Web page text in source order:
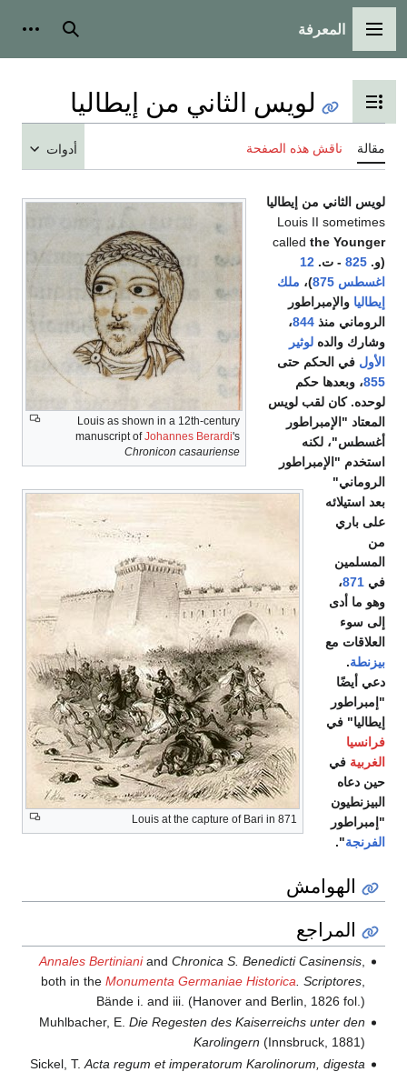
القائمة الرئيسية
المعرفة بحث
تبديل عرض جدول المحتويات
لويس الثاني من إيطاليا
مقالة ناقش هذه الصفحة أدوات
Louis as shown in a 12th-century
manuscript ofJohannes Berardi's
Chronicon casauriense
Louis at the capture of Bari in 871
لويس الثاني من إيطاليا
Louis II sometimes
called the Younger
(و. 825 - ت. 12
اغسطس 875)، ملك
إيطاليا والإمبراطور
الروماني منذ 844،
وشارك والده لوثير
الأول في الحكم حتى
855، وبعدها حكم
لوحده. كان لقب لويس
المعتاد "الإمبراطور
أغسطس"، لكنه
استخدم "الإمبراطور
الروماني"
بعد استيلائه
على باري
من
المسلمين
في 871،
وهو ما أدى
إلى سوء
العلاقات مع
بيزنطة.
دعي أيضًا
"إمبراطور
إيطاليا" في
فرانسيا
الغربية في
حين دعاه
البيزنطيون
"إمبراطور
الفرنجة".
الهوامش
المراجع
Annales Bertinianiand Chronica S. Benedicti Casinensis,
both in the Monumenta Germaniae Historica . Scriptores,
Bände i. and iii. (Hanover and Berlin, 1826 fol.)
Muhlbacher, E. Die Regesten des Kaiserreichs unter den
Karolingern (Innsbruck, 1881)
Sickel, T. Acta regum et imperatorum Karolinorum, digesta